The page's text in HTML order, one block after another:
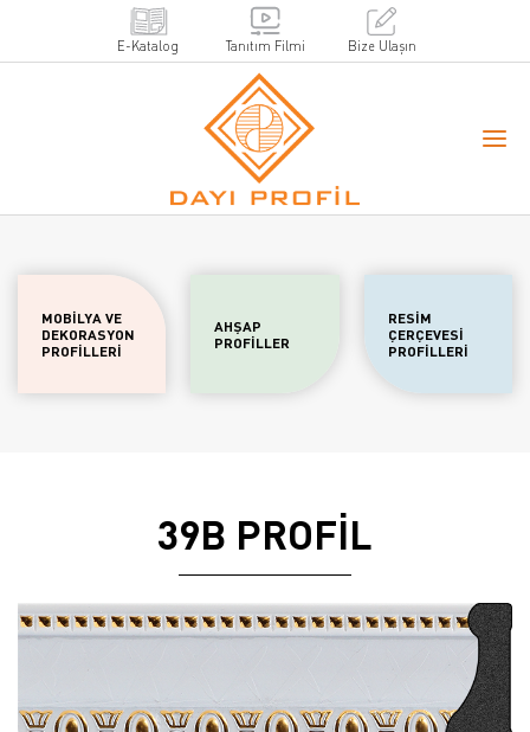
E-Katalog Tanıtım Filmi Bize Ulaşın
MOBİLYA VE
DEKORASYON
PROFİLLERİ
AHŞAP
PROFİLLER
RESİM
ÇERÇEVESİ
PROFİLLERİ
39B PROFİL